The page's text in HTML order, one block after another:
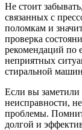
Не стоит
связанных с
поломкам и
проверка
рекомендаций по
неприятных
стиральной
Если вы заметили
неисправности,
проблемы.
долгой и